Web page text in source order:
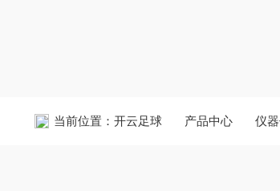
当前位置： 开云足球 产品中心 仪